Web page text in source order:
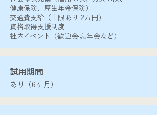
健康保険、厚生年金保険）
交通費支給（上限あり 2万円）
資格取得支援制度
社内イベント（歓迎会·忘年会など）
​試用期間
あり（6ヶ月）